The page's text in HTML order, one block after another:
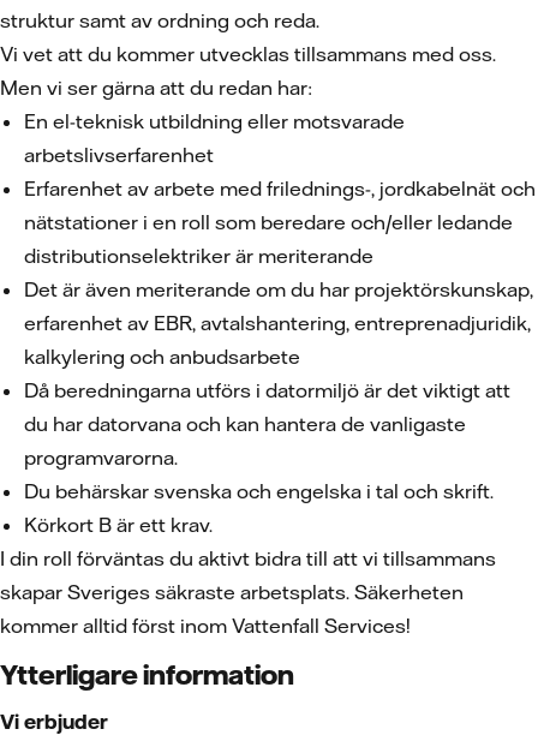
struktur samt av ordning och reda.
Vi vet att du kommer utvecklas tillsammans med oss.
Men vi ser gärna att du redan har:
En el-teknisk utbildning eller motsvarade
arbetslivserfarenhet
Erfarenhet av arbete med frilednings-, jordkabelnät och
nätstationer i en roll som beredare och/eller ledande
distributionselektriker är meriterande
Det är även meriterande om du har projektörskunskap,
erfarenhet av EBR, avtalshantering, entreprenadjuridik,
kalkylering och anbudsarbete
Då beredningarna utförs i datormiljö är det viktigt att
du har datorvana och kan hantera de vanligaste
programvarorna.
Du behärskar svenska och engelska i tal och skrift.
Körkort B är ett krav.
I din roll förväntas du aktivt bidra till att vi tillsammans
skapar Sveriges säkraste arbetsplats. Säkerheten
kommer alltid först inom Vattenfall Services!
Ytterligare information
Vi erbjuder